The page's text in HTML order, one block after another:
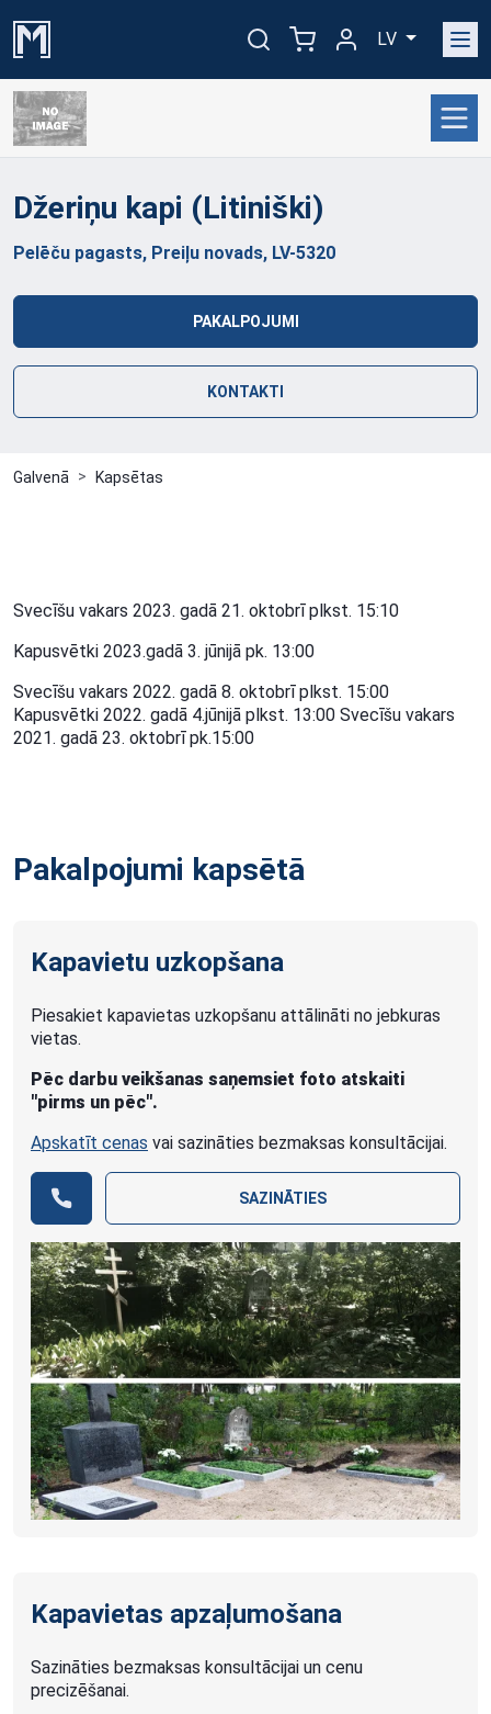
LV
Džeriņu kapi (Litiniški)
Pelēču pagasts, Preiļu novads, LV-5320
PAKALPOJUMI
KONTAKTI
Galvenā Kapsētas
Svecīšu vakars 2023. gadā 21. oktobrī plkst. 15:10
Kapusvētki 2023.gadā 3. jūnijā pk. 13:00
Svecīšu vakars 2022. gadā 8. oktobrī plkst. 15:00
Kapusvētki 2022. gadā 4.jūnijā plkst. 13:00 Svecīšu vakars
2021. gadā 23. oktobrī pk.15:00
Pakalpojumi kapsētā
Kapavietu uzkopšana
Piesakiet kapavietas uzkopšanu attālināti no jebkuras
vietas.
Pēc darbu veikšanas saņemsiet foto atskaiti
"pirms un pēc".
Apskatīt cenas vai sazināties bezmaksas konsultācijai.
SAZINĀTIES
Kapavietas apzaļumošana
Sazināties bezmaksas konsultācijai un cenu
precizēšanai.